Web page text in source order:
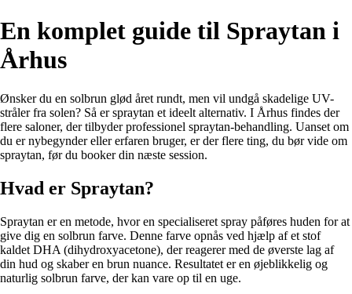
En komplet guide til Spraytan i
Århus
Ønsker du en solbrun glød året rundt, men vil undgå skadelige UV-
stråler fra solen? Så er spraytan et ideelt alternativ. I Århus findes der
flere saloner, der tilbyder professionel spraytan-behandling. Uanset om
du er nybegynder eller erfaren bruger, er der flere ting, du bør vide om
spraytan, før du booker din næste session.
Hvad er Spraytan?
Spraytan er en metode, hvor en specialiseret spray påføres huden for at
give dig en solbrun farve. Denne farve opnås ved hjælp af et stof
kaldet DHA (dihydroxyacetone), der reagerer med de øverste lag af
din hud og skaber en brun nuance. Resultatet er en øjeblikkelig og
naturlig solbrun farve, der kan vare op til en uge.